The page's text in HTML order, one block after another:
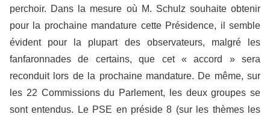
perchoir. Dans la mesure où M. Schulz souhaite obtenir
pour la prochaine mandature cette Présidence, il semble
évident pour la plupart des observateurs, malgré les
fanfaronnades de certains, que cet « accord » sera
reconduit lors de la prochaine mandature. De même, sur
les 22 Commissions du Parlement, les deux groupes se
sont entendus. Le PSE en préside 8 (sur les thèmes les